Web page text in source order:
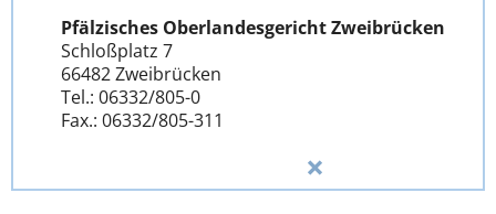
Pfälzisches Oberlandesgericht Zweibrücken
Schloßplatz 7
66482 Zweibrücken
Tel.: 06332/805-0
Fax.: 06332/805-311